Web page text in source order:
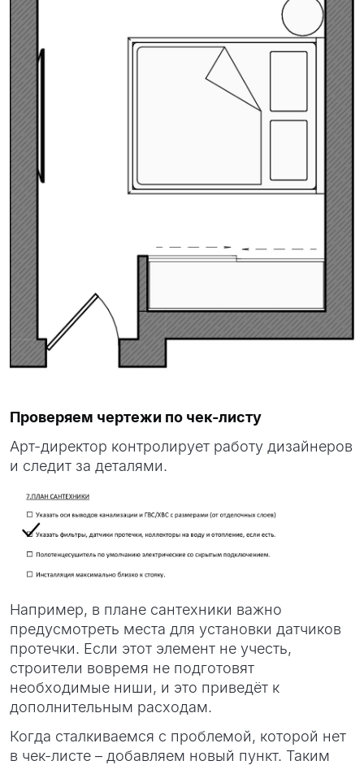
Проверяем чертежи по чек-листу
Арт-директор контролирует работу дизайнеров
и следит за деталями.
Например, в плане сантехники важно
предусмотреть места для установки датчиков
протечки. Если этот элемент не учесть,
строители вовремя не подготовят
необходимые ниши, и это приведёт к
дополнительным расходам.
Когда сталкиваемся с проблемой, которой нет
в чек-листе – добавляем новый пункт. Таким